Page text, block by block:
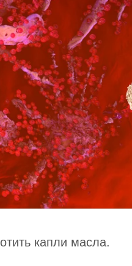
капли масла.